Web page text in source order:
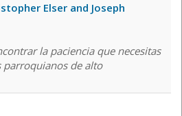
Elser and Joseph
la paciencia que necesitas
parroquianos de alto